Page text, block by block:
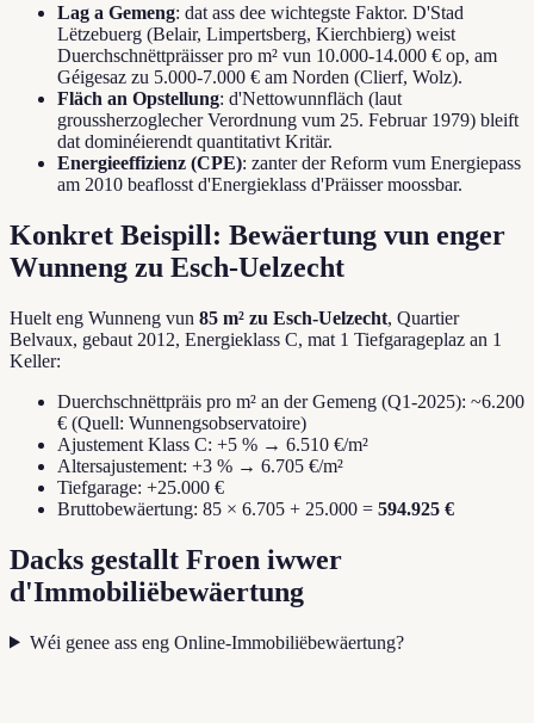
Lag a Gemeng: dat ass dee wichtegste Faktor. D'Stad
Lëtzebuerg (Belair, Limpertsberg, Kierchbierg) weist
Duerchschnëttpräisser pro m² vun 10.000-14.000 € op, am
Géigesaz zu 5.000-7.000 € am Norden (Clierf, Wolz).
Fläch an Opstellung: d'Nettowunnfläch (laut
groussherzoglecher Verordnung vum 25. Februar 1979) bleift
dat dominéierendt quantitativt Kritär.
Energieeffizienz (CPE): zanter der Reform vum Energiepass
am 2010 beaflosst d'Energieklass d'Präisser moossbar.
Konkret Beispill: Bewäertung vun enger
Wunneng zu Esch-Uelzecht
Huelt eng Wunneng vun 85 m² zu Esch-Uelzecht, Quartier
Belvaux, gebaut 2012, Energieklass C, mat 1 Tiefgarageplaz an 1
Keller:
Duerchschnëttpräis pro m² an der Gemeng (Q1-2025): ~6.200
€ (Quell: Wunnengsobservatoire)
Ajustement Klass C: +5 % → 6.510 €/m²
Altersajustement: +3 % → 6.705 €/m²
Tiefgarage: +25.000 €
Bruttobewäertung: 85 × 6.705 + 25.000 = 594.925 €
Dacks gestallt Froen iwwer
d'Immobiliëbewäertung
Wéi genee ass eng Online-Immobiliëbewäertung?